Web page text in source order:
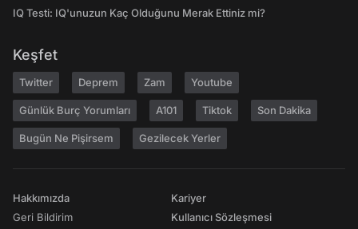
IQ Testi: IQ'unuzun Kaç Olduğunu Merak Ettiniz mi?
Keşfet
Twitter Deprem Zam Youtube
Günlük Burç Yorumları A101 Tiktok Son Dakika
Bugün Ne Pişirsem Gezilecek Yerler
Hakkımızda
Geri Bildirim
Kariyer
Kullanıcı Sözleşmesi